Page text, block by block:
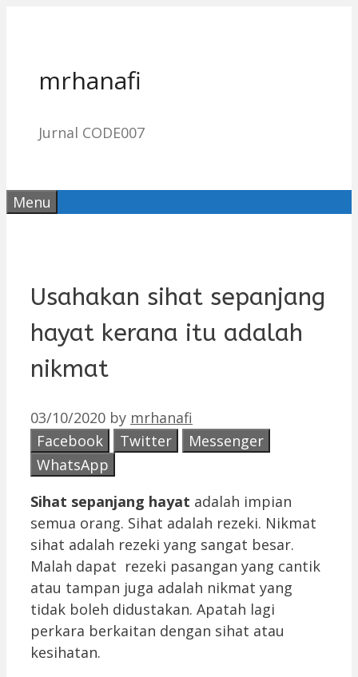
mrhanafi
Jurnal CODE007
Menu
Usahakan sihat sepanjang
hayat kerana itu adalah
nikmat
03/10/2020 by mrhanafi
Facebook
Twitter
Messenger
WhatsApp
Sihat sepanjang hayat adalah impian
semua orang. Sihat adalah rezeki. Nikmat
sihat adalah rezeki yang sangat besar.
Malah dapat rezeki pasangan yang cantik
atau tampan juga adalah nikmat yang
tidak boleh didustakan. Apatah lagi
perkara berkaitan dengan sihat atau
kesihatan.